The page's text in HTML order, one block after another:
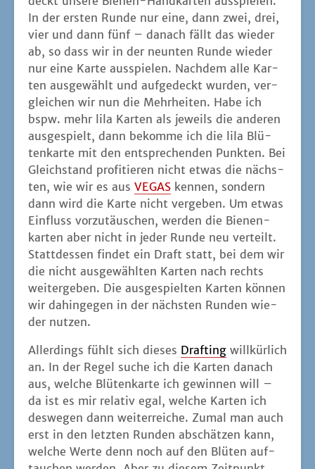
dann wird die Kar­te nicht ver­ge­ben. Um etwas
Ein­fluss vor­zu­täu­schen, wer­den die Bie­nen­
kar­ten aber nicht in jeder Run­de neu ver­teilt.
Statt­des­sen fin­det ein Draft statt, bei dem wir
die nicht aus­ge­wähl­ten Kar­ten nach rechts
wei­ter­ge­ben. Die aus­ge­spiel­ten Kar­ten kön­nen
wir dahin­ge­gen in der nächs­ten Run­den wie­
der nutzen.
Aller­dings fühlt sich die­sesDraf­tingwill­kür­lich
an. In der Regel suche ich die Kar­ten danach
aus, wel­che Blü­ten­kar­te ich gewin­nen will –
da ist es mir rela­tiv egal, wel­che Kar­ten ich
des­we­gen dann wei­ter­rei­che. Zumal man auch
erst in den letz­ten Run­den abschät­zen kann,
wel­che Wer­te denn noch auf den Blü­ten auf­
tau­chen wer­den. Aber zu die­sem Zeit­punkt
muss ich wie­der einen Groß­teil mei­ner Kar­ten
wei­ter­ge­ben, so dass auch hier kein wirk­lich
steu­ern­der Effekt auf­tritt. Noch will­kür­li­cher
fühlt sich aber die Punk­te­ver­ga­be an. Natür­
lich wirkt hier das ich-den­ke-dass-du-
denkst-Prin­zip, was bei mehr als drei Mit­
spie­len­den aller­dings etwas auf­ge­setzt wirkt.
Im End­ef­fekt erzeu­gen wir ein bun­tes Cha­os
und las­sen und über­ra­schen, was pas­siert.
Dabei füh­len sich die meis­ten nett unter­hal­ten
– aber nicht mit dem Gefühl, dass sie wirk­lich